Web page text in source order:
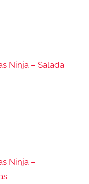
Ninja – Salada
Ninja –